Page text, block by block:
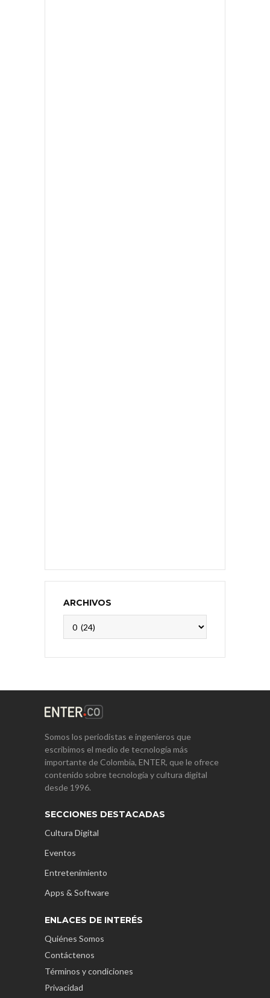
ARCHIVOS
Somos los periodistas e ingenieros que
escribimos el medio de tecnología más
importante de Colombia, ENTER, que le ofrece
contenido sobre tecnología y cultura digital
desde 1996.
SECCIONES DESTACADAS
Cultura Digital
Eventos
Entretenimiento
Apps & Software
ENLACES DE INTERÉS
Quiénes Somos
Contáctenos
Términos y condiciones
Privacidad